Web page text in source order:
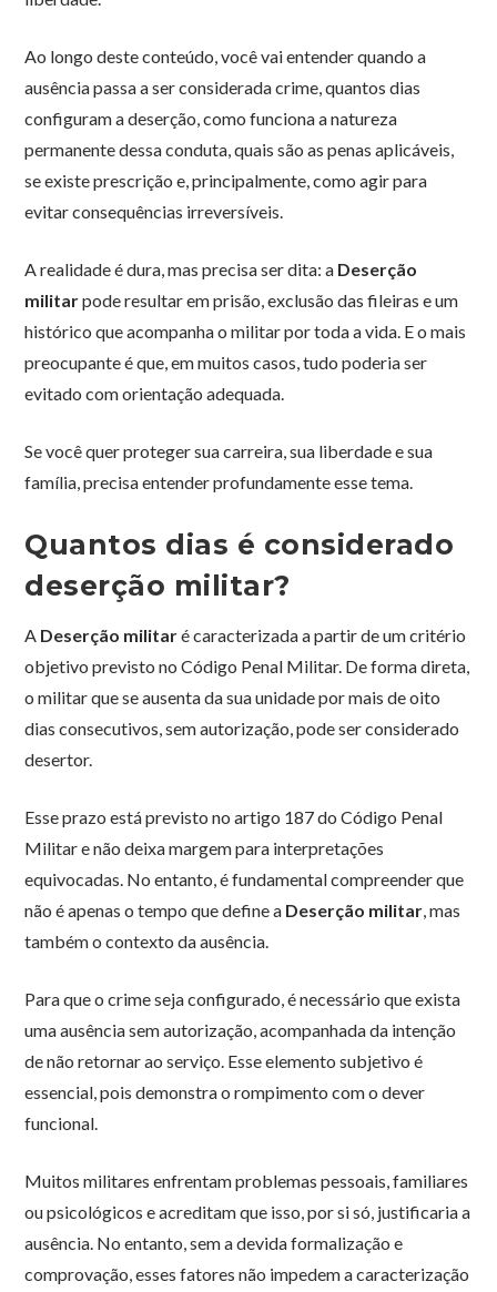
Ao longo deste conteúdo, você vai entender quando a
ausência passa a ser considerada crime, quantos dias
configuram a deserção, como funciona a natureza
permanente dessa conduta, quais são as penas aplicáveis,
se existe prescrição e, principalmente, como agir para
evitar consequências irreversíveis.
A realidade é dura, mas precisa ser dita: a Deserção
militarpode resultar em prisão, exclusão das fileiras e um
histórico que acompanha o militar por toda a vida. E o mais
preocupante é que, em muitos casos, tudo poderia ser
evitado com orientação adequada.
Se você quer proteger sua carreira, sua liberdade e sua
família, precisa entender profundamente esse tema.
Quantos dias é considerado
deserção militar?
A Deserção militaré caracterizada a partir de um critério
objetivo previsto no Código Penal Militar. De forma direta,
o militar que se ausenta da sua unidade por mais de oito
dias consecutivos, sem autorização, pode ser considerado
desertor.
Esse prazo está previsto no artigo 187 do Código Penal
Militar e não deixa margem para interpretações
equivocadas. No entanto, é fundamental compreender que
não é apenas o tempo que define a Deserção militar , mas
também o contexto da ausência.
Para que o crime seja configurado, é necessário que exista
uma ausência sem autorização, acompanhada da intenção
de não retornar ao serviço. Esse elemento subjetivo é
essencial, pois demonstra o rompimento com o dever
funcional.
Muitos militares enfrentam problemas pessoais, familiares
ou psicológicos e acreditam que isso, por si só, justificaria a
ausência. No entanto, sem a devida formalização e
comprovação, esses fatores não impedem a caracterização